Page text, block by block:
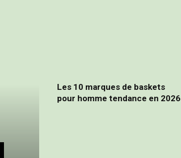
Les 10 marques de baskets
pour homme tendance en 2026